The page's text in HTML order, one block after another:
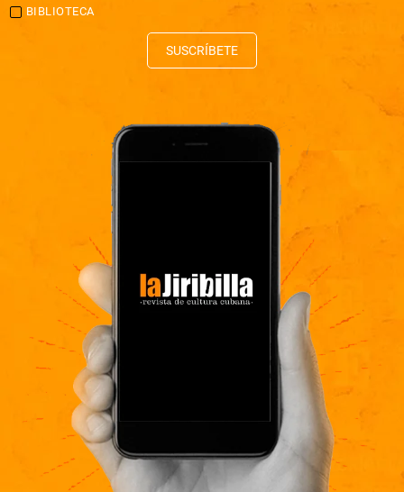
BIBLIOTECA
SUSCRÍBETE